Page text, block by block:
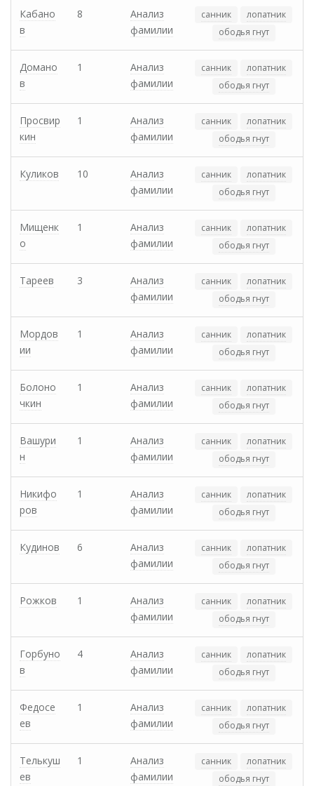
Кабано
в
8
Анализ
фамилии
санник
лопатник
ободья гнут
Домано
в
1
Анализ
фамилии
санник
лопатник
ободья гнут
Просвир
кин
1
Анализ
фамилии
санник
лопатник
ободья гнут
Куликов 10
Анализ
фамилии
санник
лопатник
ободья гнут
Мищенк
о
1
Анализ
фамилии
санник
лопатник
ободья гнут
Тареев 3
Анализ
фамилии
санник
лопатник
ободья гнут
Мордов
ии
1
Анализ
фамилии
санник
лопатник
ободья гнут
Болоно
чкин
1
Анализ
фамилии
санник
лопатник
ободья гнут
Вашури
н
1
Анализ
фамилии
санник
лопатник
ободья гнут
Никифо
ров
1
Анализ
фамилии
санник
лопатник
ободья гнут
Кудинов 6
Анализ
фамилии
санник
лопатник
ободья гнут
Рожков 1
Анализ
фамилии
санник
лопатник
ободья гнут
Горбуно
в
4
Анализ
фамилии
санник
лопатник
ободья гнут
Федосе
ев
1
Анализ
фамилии
санник
лопатник
ободья гнут
Телькуш
ев
1
Анализ
фамилии
санник
лопатник
ободья гнут